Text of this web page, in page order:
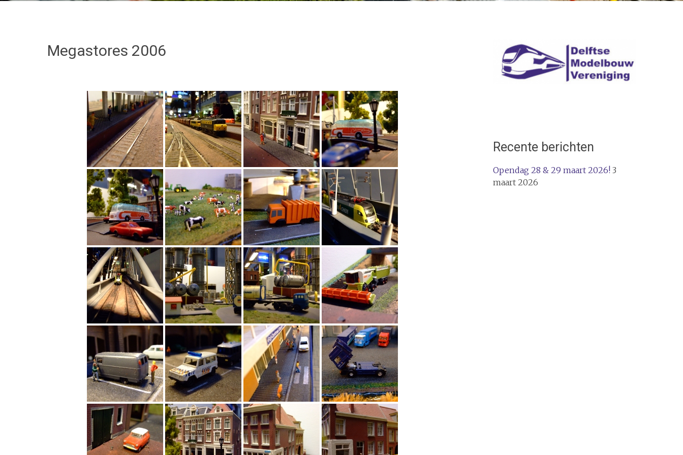
Megastores 2006
Recente berichten
Opendag 28 & 29 maart 2026! 3
maart 2026